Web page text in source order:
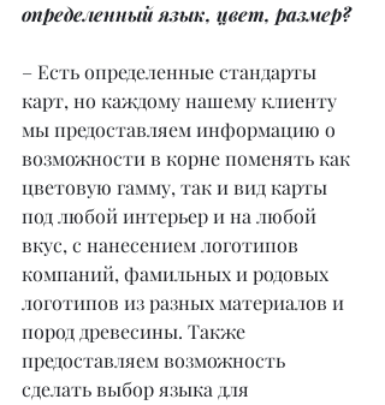
определенный язык, цвет, размер?
– Есть определенные стандарты
карт, но каждому нашему клиенту
мы предоставляем информацию о
возможности в корне поменять как
цветовую гамму, так и вид карты
под любой интерьер и на любой
вкус, с нанесением логотипов
компаний, фамильных и родовых
логотипов из разных материалов и
пород древесины. Также
предоставляем возможность
сделать выбор языка для